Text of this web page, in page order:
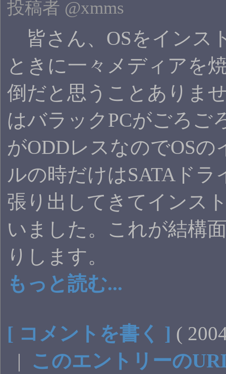
投稿者 @xmms
皆さん、OSをインス
ときに一々メディアを
倒だと思うことありま
はバラックPCがごろご
がODDレスなのでOSの
ルの時だけはSATAドラ
張り出してきてインス
いました。これが結構
りします。
もっと読む...
[ コメントを書く ] (
| このエントリーの